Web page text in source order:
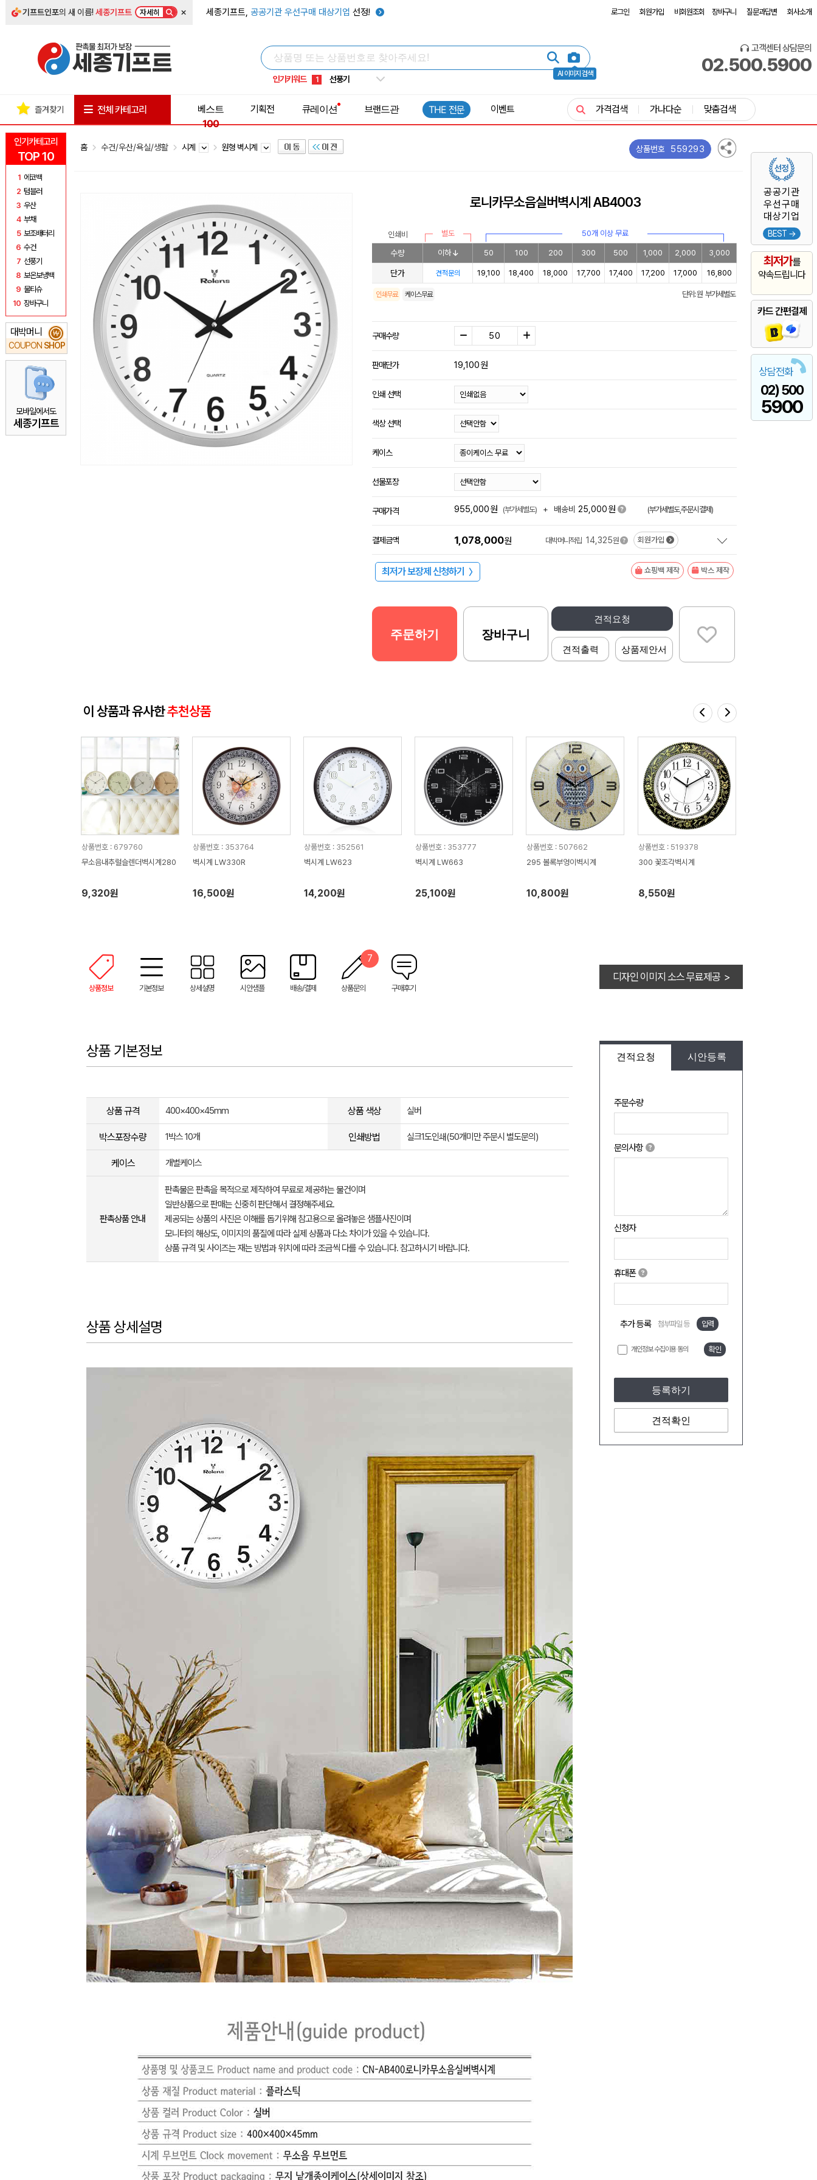
기프트인포의 새 이름!세종기프트 자세히 × 세종기프트, 공공기관 우선구매 대상기업 선정! 로그인 회원가입 비회원조회 장바구니 질문과답변 회사소개
AI 이미지 검색
인기키워드
10 타포린가방
1 선풍기
2 부채
4 보온보냉백
6 우산
고객센터 상담문의
02.500.5900
인기카테고리
TOP 10
1 에코백
2 텀블러
3 우산
4 부채
5 보조배터리
6 수건
7 선풍기
8 보온보냉백
9 물티슈
10 장바구니
대박머니
COUPON SHOP
₩
모바일에서도
세종기프트
공공기관
우선구매
대상기업
BEST →
최저가를
약속드립니다
카드 간편결제
상담전화
02) 500
5900
즐겨찾기 전체 카테고리
베스트
100
기획전 큐레이션 브랜드관 THE 전문 이벤트 가격검색 가나다순 맞춤검색
홈 수건/우산/욕실/생활 시계 원형 벽시계 상품번호 559293
로니카무소음실버벽시계 AB4003
인쇄비 별도 50개 이상 무료
수량 이하 50 100 200 300 500 1,000 2,000 3,000
단가 견적문의 19,100 18,400 18,000 17,700 17,400 17,200 17,000 16,800
인쇄무료 케이스무료 단위: 원 부가세별도
구매수량
판매단가 19,100원
인쇄 선택
색상 선택
케이스
선물포장
구매가격 955,000원 (부가세별도) + 배송비 25,000원 (부가세별도,주문시결제)
결제금액 1,078,000원 대박머니적립 14,325원 회원가입
최저가 보장제 신청하기 〉 쇼핑백 제작 박스 제작
견적요청
견적출력 상품제안서
주문하기 장바구니
이 상품과 유사한추천상품
상품번호 : 679760
무소음내추럴슬렌더벽시계280
9,320원
상품번호 : 353764
벽시계 LW330R
16,500원
상품번호 : 352561
벽시계 LW623
14,200원
상품번호 : 353777
벽시계 LW663
25,100원
상품번호 : 507662
295 볼록부엉이벽시계
10,800원
상품번호 : 519378
300 꽃조각벽시계
8,550원
상품정보 기본정보 상세설명 시안샘플 배송/결제 상품문의
7
구매후기
디자인 이미지 소스 무료제공 >
견적요청 시안등록
주문수량
문의사항
신청자
휴대폰
추가 등록 첨부파일 등 입력
개인정보 수집이용 동의 확인
등록하기
견적확인
상품 기본정보
상품 규격 400×400×45mm 상품 색상 실버
박스포장수량 1박스 10개 인쇄방법 실크1도인쇄(50개미만 주문시 별도문의)
케이스 개별케이스
판촉상품 안내
판촉물은 판촉을 목적으로 제작하여 무료로 제공하는 물건이며
일반상품으로 판매는 신중히 판단해서 결정해주세요.
제공되는 상품의 사진은 이해를 돕기위해 참고용으로 올려놓은 샘플사진이며
모니터의 해상도, 이미지의 품질에 따라 실제 상품과 다소 차이가 있을 수 있습니다.
상품 규격 및 사이즈는 재는 방법과 위치에 따라 조금씩 다를 수 있습니다. 참고하시기 바랍니다.
상품 상세설명